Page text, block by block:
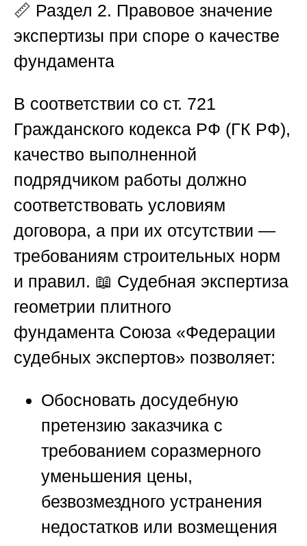
📏 Раздел 2. Правовое значение
экспертизы при споре о качестве
фундамента
В соответствии со ст. 721
Гражданского кодекса РФ (ГК РФ),
качество выполненной
подрядчиком работы должно
соответствовать условиям
договора, а при их отсутствии —
требованиям строительных норм
и правил. 📖 Судебная экспертиза
геометрии плитного
фундамента Союза «Федерации
судебных экспертов» позволяет:
Обосновать досудебную
претензию заказчика с
требованием соразмерного
уменьшения цены,
безвозмездного устранения
недостатков или возмещения